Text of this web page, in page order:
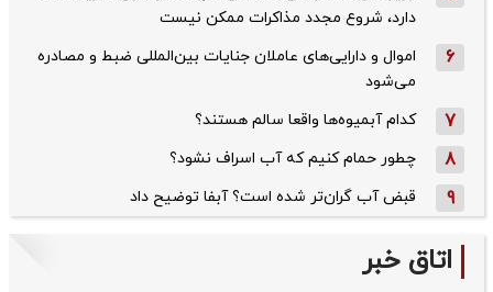
دارد، شروع مجدد مذاکرات ممکن نیست
6
اموال و دارایی‌های عاملان جنایات بین‌المللی ضبط و مصادره
می‌شود
7 کدام آبمیوه‌ها واقعا سالم هستند؟
8 چطور حمام کنیم که آب اسراف نشود؟
9 قبض آب گران‌تر شده است؟ آبفا توضیح داد
اتاق خبر